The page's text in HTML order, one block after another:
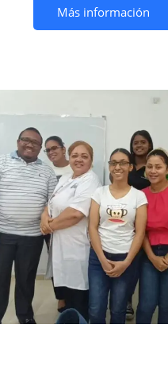
Más información